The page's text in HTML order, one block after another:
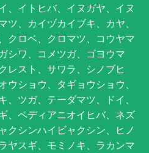
、イトヒバ、イヌガヤ、イヌ
、カイヅカイブキ、カヤ、
クロベ、クロマツ、コウヤマ
シワ、コメツガ、ゴヨウマ
レスト、サワラ、シノブヒ
ショウ、タギョウショウ、
ツガ、テーダマツ、ドイ、
、ペディアニオイヒバ、ネズ
クシンハイビャクシン、ヒノ
ヤスギ、モミノキ、ラカンマ